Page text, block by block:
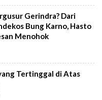
Gerindra? Dari
Bung Karno, Hasto
Menohok
Tertinggal di Atas